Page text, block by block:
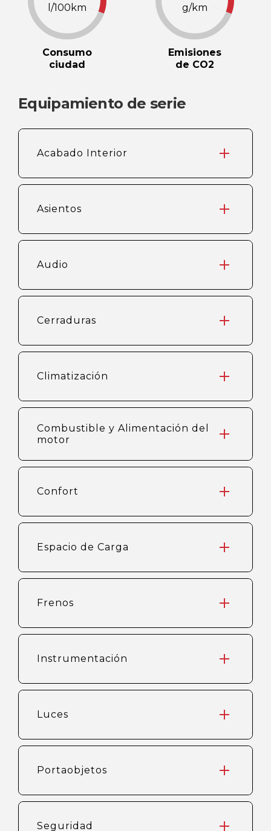
l/100km
Consumo
ciudad
g/km
Emisiones
de CO2
Equipamiento de serie
Acabado Interior
Asientos
Audio
Cerraduras
Climatización
Combustible y Alimentación del
motor
Confort
Espacio de Carga
Frenos
Instrumentación
Luces
Portaobjetos
Seguridad